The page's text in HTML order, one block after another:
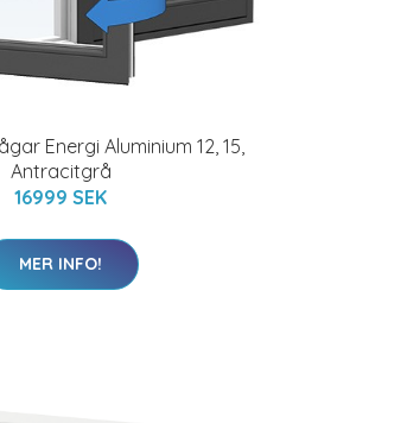
Energi Aluminium 12, 15,
Antracitgrå
16999 SEK
MER INFO!